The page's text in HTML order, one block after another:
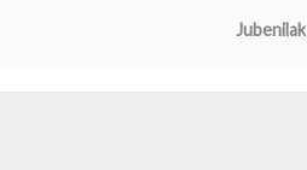
Jubenilak